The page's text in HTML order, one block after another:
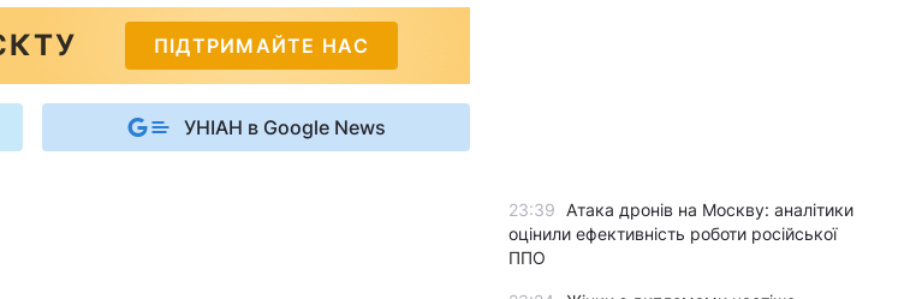
ПІДТРИМАЙТЕ НАС
УНІАН в Google News
23:39
Атака дронів на Москву: аналітики
оцінили ефективність роботи російської
ППО